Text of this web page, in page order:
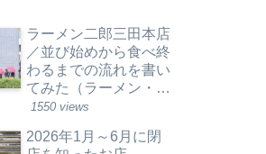
ラーメン二郎三田本店
／並び始めから食べ終
わるまでの流れを書い
てみた（ラーメン・東
京都港区）
1550 views
2026年1月～6月に閉